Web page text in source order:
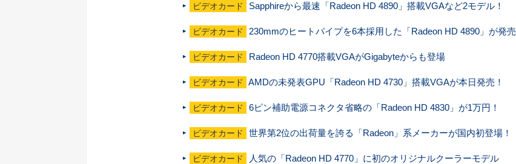
ビデオカード Sapphireから最速「Radeon HD 4890」搭載VGAなど2モデル！
ビデオカード 230mmのヒートパイプを6本採用した「Radeon HD 4890」が発売
ビデオカード Radeon HD 4770搭載VGAがGigabyteからも登場
ビデオカード AMDの未発表GPU「Radeon HD 4730」搭載VGAが本日発売！
ビデオカード 6ピン補助電源コネクタ省略の「Radeon HD 4830」が1万円！
ビデオカード 世界第2位の出荷量を誇る「Radeon」系メーカーが国内初登場！
ビデオカード 人気の「Radeon HD 4770」に初のオリジナルクーラーモデル